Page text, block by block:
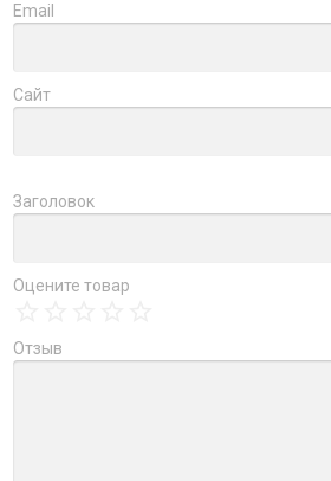
Email
Сайт
Заголовок
Оцените товар
Отзыв